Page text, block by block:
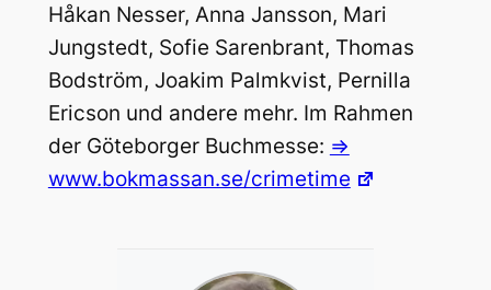
Håkan Nesser, Anna Jansson, Mari
Jungstedt, Sofie Sarenbrant, Thomas
Bodström, Joakim Palmkvist, Pernilla
Ericson und andere mehr. Im Rahmen
der Göteborger Buchmesse: =>
www.bokmassan.se/crimetime